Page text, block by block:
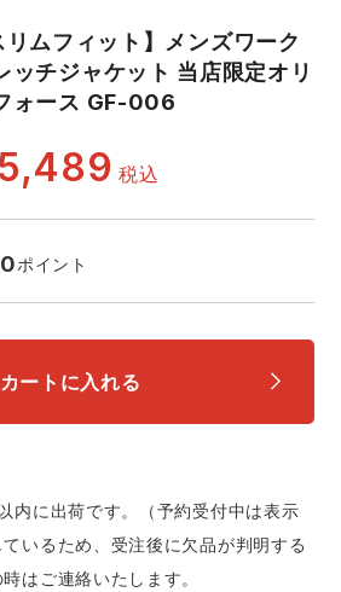
イーブンリバー
東洋物産工業
藤井電工
ムフィット】メンズワーク
ッチジャケット 当店限定オリ
ォース GF-006
5,489 税込
ポイント
カートに入れる
内に出荷です。（予約受付中は表示
いるため、受注後に欠品が判明する
はご連絡いたします。